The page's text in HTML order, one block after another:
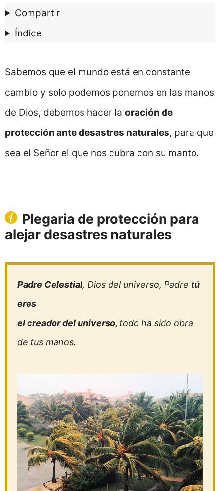
Compartir
Índice
Sabemos que el mundo está en constante
cambio y solo podemos ponernos en las manos
de Dios, debemos hacer la oración de
protección ante desastres naturales, para que
sea el Señor el que nos cubra con su manto.
Plegaria de protección para
alejar desastres naturales
Padre Celestial, Dios del universo, Padre tú
eres
el creador del universo, todo ha sido obra
de tus manos.